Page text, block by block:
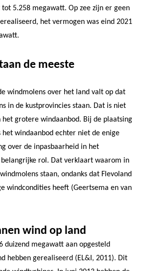
5.258 megawatt. Op zee zijn er geen
het vermogen was eind 2021
de meeste
windmolens over het land valt op dat
in de kustprovincies staan. Dat is niet
grotere windaanbod. Bij de plaatsing
het windaanbod echter niet de enige
over de inpasbaarheid in het
belangrijke rol. Dat verklaart waarom in
staan, ondanks dat Flevoland
windcondities heeft (Geertsema en van
wind op land
duizend megawatt aan opgesteld
hebben gerealiseerd (EL&I, 2011). Dit